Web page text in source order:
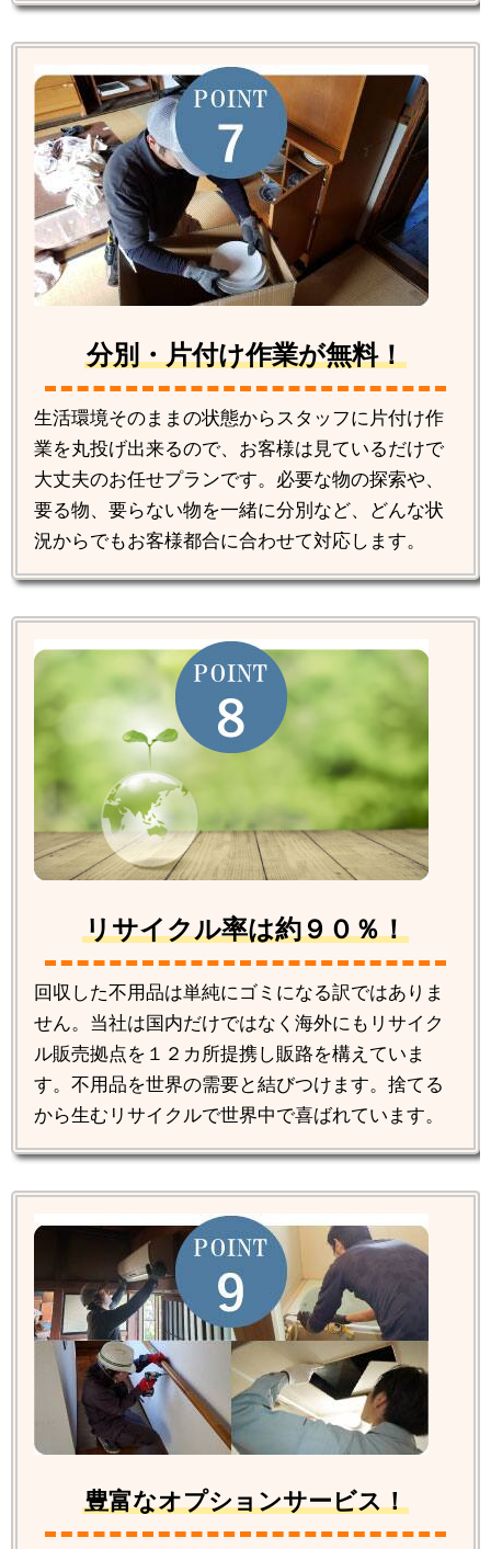
分別・片付け作業が無料！
生活環境そのままの状態からスタッフに片付け作
業を丸投げ出来るので、お客様は見ているだけで
大丈夫のお任せプランです。必要な物の探索や、
要る物、要らない物を一緒に分別など、どんな状
況からでもお客様都合に合わせて対応します。
リサイクル率は約９０％！
回収した不用品は単純にゴミになる訳ではありま
せん。当社は国内だけではなく海外にもリサイク
ル販売拠点を１２カ所提携し販路を構えていま
す。不用品を世界の需要と結びつけます。捨てる
から生むリサイクルで世界中で喜ばれています。
豊富なオプションサービス！